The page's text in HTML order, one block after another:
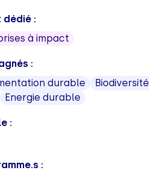
dédié :
à impact
:
durable
Energie durable
:
: